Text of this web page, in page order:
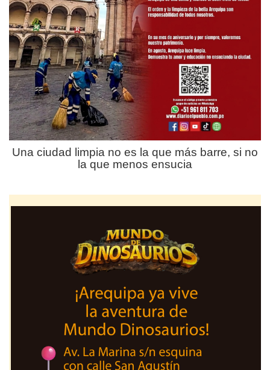
Una ciudad limpia no es la que más barre, si no
la que menos ensucia